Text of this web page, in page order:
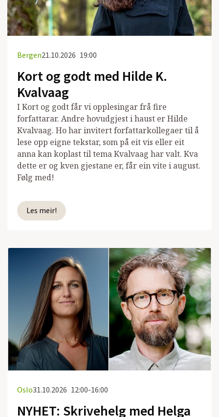
Bergen21.10.2026 19:00
Kort og godt med Hilde K.
Kvalvaag
I Kort og godt får vi opplesingar frå fire
forfattarar. Andre hovudgjest i haust er Hilde
Kvalvaag. Ho har invitert forfattarkollegaer til å
lese opp eigne tekstar, som på eit vis eller eit
anna kan koplast til tema Kvalvaag har valt. Kva
dette er og kven gjestane er, får ein vite i august.
Følg med!
Les meir!
Oslo31.10.2026 12:00-16:00
NYHET: Skrivehelg med Helga